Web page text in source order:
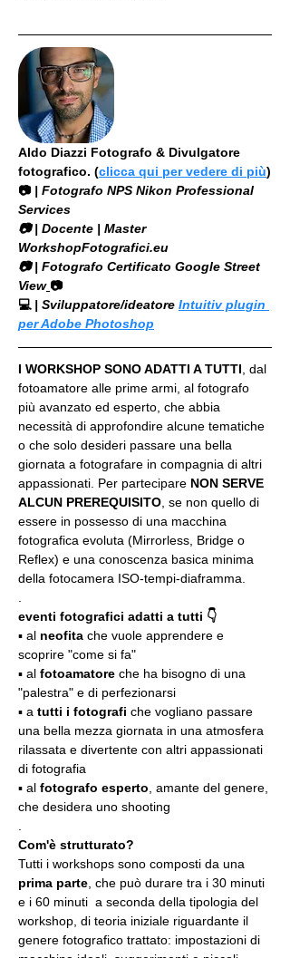
Aldo Diazzi Fotografo & Divulgatore
fotografico. (clicca qui per vedere di più)
📷 | Fotografo NPS Nikon Professional
Services
​📷 | Docente | Master
WorkshopFotografici.eu
📷 | Fotografo Certificato Google Street
View 📷
💻 | Sviluppatore/ideatore Intuitiv plugin
per Adobe Photoshop
I WORKSHOP SONO ADATTI A TUTTI , dal
fotoamatore alle prime armi, al fotografo
più avanzato ed esperto, che abbia
necessità di approfondire alcune tematiche
o che solo desideri passare una bella
giornata a fotografare in compagnia di altri
appassionati. Per partecipare NON SERVE
ALCUN PREREQUISITO , se non quello di
essere in possesso di una macchina
fotografica evoluta (Mirrorless, Bridge o
Reflex) e una conoscenza basica minima
della fotocamera ISO-tempi-diaframma.
eventi fotografici adatti a tutti 👇
▪️ al neofita che vuole apprendere e
scoprire "come si fa"
▪️ al fotoamatore che ha bisogno di una
"palestra" e di perfezionarsi
▪️ a tutti i fotografi che vogliano passare
una bella mezza giornata in una atmosfera
rilassata e divertente con altri appassionati
di fotografia
▪️ al fotografo esperto , amante del genere,
che desidera uno shooting
Com'è strutturato?
Tutti i workshops sono composti da una
prima parte , che può durare tra i 30 minuti
e i 60 minuti  a seconda della tipologia del
workshop, di teoria iniziale riguardante il
genere fotografico trattato: impostazioni di